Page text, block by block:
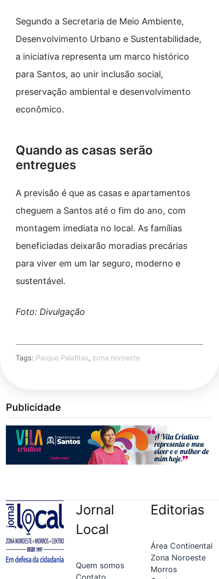
Segundo a Secretaria de Meio Ambiente,
Desenvolvimento Urbano e Sustentabilidade,
a iniciativa representa um marco histórico
para Santos, ao unir inclusão social,
preservação ambiental e desenvolvimento
econômico.
Quando as casas serão
entregues
A previsão é que as casas e apartamentos
cheguem a Santos até o fim do ano, com
montagem imediata no local. As famílias
beneficiadas deixarão moradias precárias
para viver em um lar seguro, moderno e
sustentável.
Foto: Divulgação
Tags: Parque Palafitas, zona noroeste
Publicidade
Jornal
Local
Quem somos
Contato
Editorias
Área Continental
Zona Noroeste
Morros